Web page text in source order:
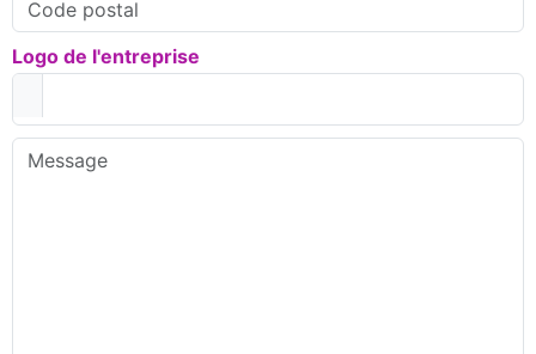
Logo de l'entreprise